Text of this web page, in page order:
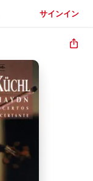
サインイン